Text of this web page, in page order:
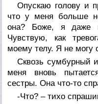
Опускаю голову и
что у меня больше
она? Боже, я даже
Чувствую, как
моему телу. Я не могу
Сквозь сумбурный
меня вновь
сестры. Она что-то
-Что? – тихо